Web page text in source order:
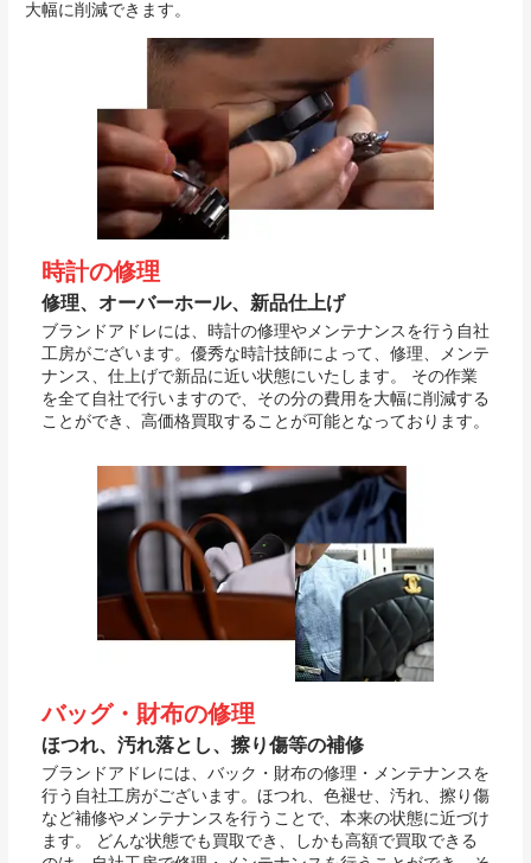
大幅に削減できます。
時計の修理
修理、オーバーホール、新品仕上げ
ブランドアドレには、時計の修理やメンテナンスを行う自社
工房がございます。優秀な時計技師によって、修理、メンテ
ナンス、仕上げで新品に近い状態にいたします。 その作業
を全て自社で行いますので、その分の費用を大幅に削減する
ことができ、高価格買取することが可能となっております。
バッグ・財布の修理
ほつれ、汚れ落とし、擦り傷等の補修
ブランドアドレには、バック・財布の修理・メンテナンスを
行う自社工房がございます。ほつれ、色褪せ、汚れ、擦り傷
など補修やメンテナンスを行うことで、本来の状態に近づけ
ます。 どんな状態でも買取でき、しかも高額で買取できる